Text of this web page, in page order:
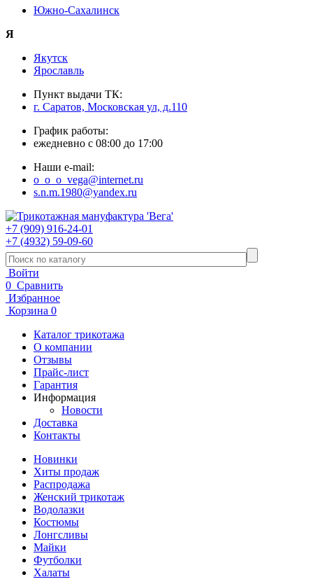
Южно-Сахалинск
Я
Якутск
Ярославль
Пункт выдачи ТК:
г. Саратов, Московская ул, д.110
График работы:
ежедневно с 08:00 до 17:00
Наши e-mail:
o_o_o_vega@internet.ru
s.n.m.1980@yandex.ru
+7 (909) 916-24-01
+7 (4932) 59-09-60
Войти
0 Сравнить
Избранное
Корзина 0
Каталог трикотажа
О компании
Отзывы
Прайс-лист
Гарантия
Информация
Новости
Доставка
Контакты
Новинки
Хиты продаж
Распродажа
Женский трикотаж
Водолазки
Костюмы
Лонгсливы
Майки
Футболки
Халаты